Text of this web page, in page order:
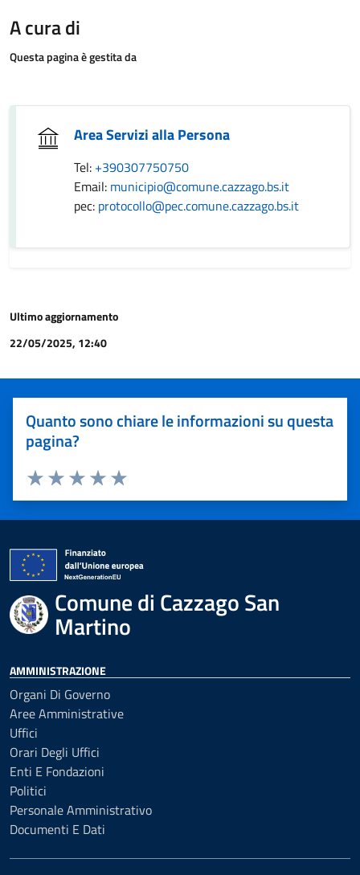
A cura di
Questa pagina è gestita da
Area Servizi alla Persona
Tel: +390307750750
Email: municipio@comune.cazzago.bs.it
pec: protocollo@pec.comune.cazzago.bs.it
Ultimo aggiornamento
22/05/2025, 12:40
Quanto sono chiare le informazioni su questa
pagina?
Valuta 5 stelle su 5
Valuta 4 stelle su 5
Valuta 3 stelle su 5
Valuta 2 stelle su 5
Valuta 1 stelle su 5
Comune di Cazzago San
Martino
AMMINISTRAZIONE
Organi Di Governo
Aree Amministrative
Uffici
Orari Degli Uffici
Enti E Fondazioni
Politici
Personale Amministrativo
Documenti E Dati